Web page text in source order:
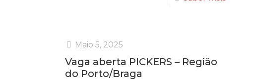
Maio 5, 2025
Vaga aberta PICKERS – Região
do Porto/Braga